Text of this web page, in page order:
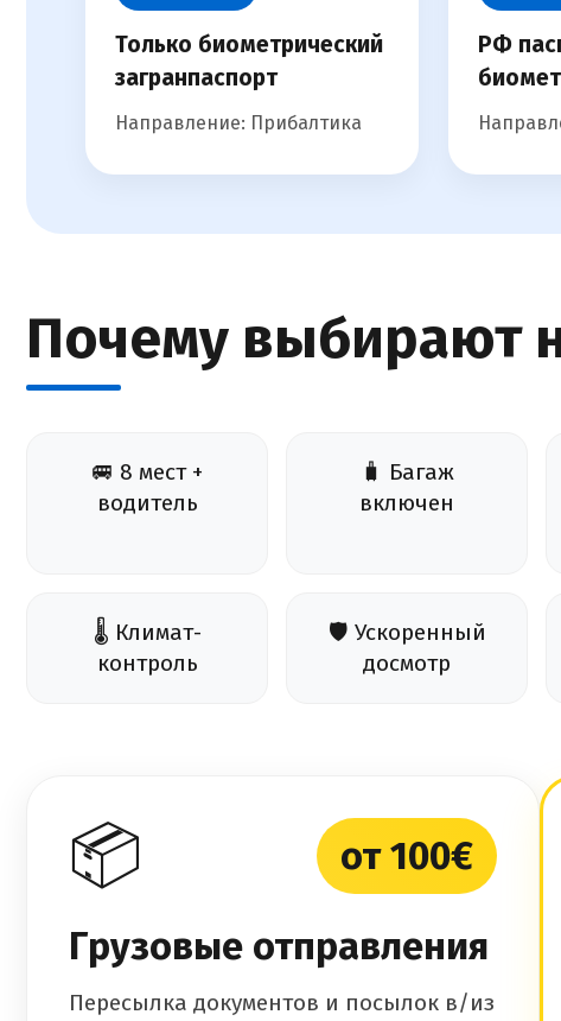
Только биометрический
загранпаспорт
Направление: Прибалтика
РФ
Почему выбирают
🚐 8 мест +
водитель
🧳 Багаж
включен
🌡️ Климат-
контроль
🛡️ Ускоренный
досмотр
📦
от 100€
Грузовые отправления
Пересылка документов и посылок в/из